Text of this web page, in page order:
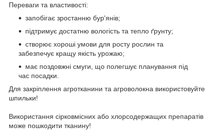
Переваги та властивості:
запобігає зростанню бур'янів;
підтримує достатню вологість та тепло ґрунту;
створює хороші умови для росту рослин та
забезпечує кращу якість урожаю;
має поздовжні смуги, що полегшує планування під
час посадки.
Для закріплення агротканини та агроволокна використовуйте
шпильки!
Використання сірковмісних або хлорсодержащих препаратів
може пошкодити тканину!